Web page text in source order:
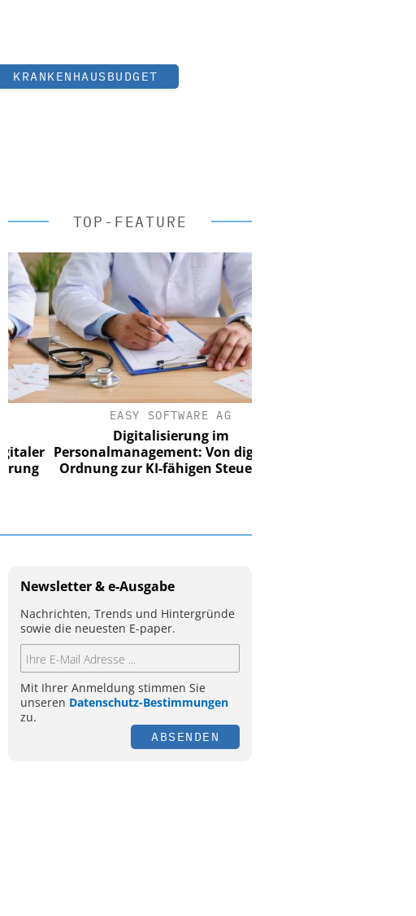
KRANKENHAUSBUDGET
TOP-FEATURE
EASY SOFTWARE AG
Digitalisierung im
Personalmanagement: Von digitaler
Ordnung zur KI-fähigen Steuerung
Newsletter & e-Ausgabe
Nachrichten, Trends und Hintergründe
sowie die neuesten E-paper.
Mit Ihrer Anmeldung stimmen Sie
unseren Datenschutz-Bestimmungen
zu.
ABSENDEN